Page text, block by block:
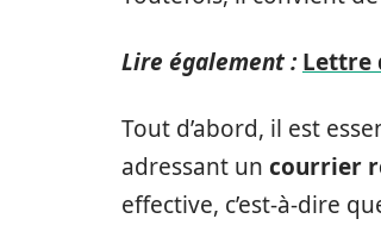
Lire également : Lettre
Tout d’abord, il est
adressant un courrier
effective, c’est-à-dire